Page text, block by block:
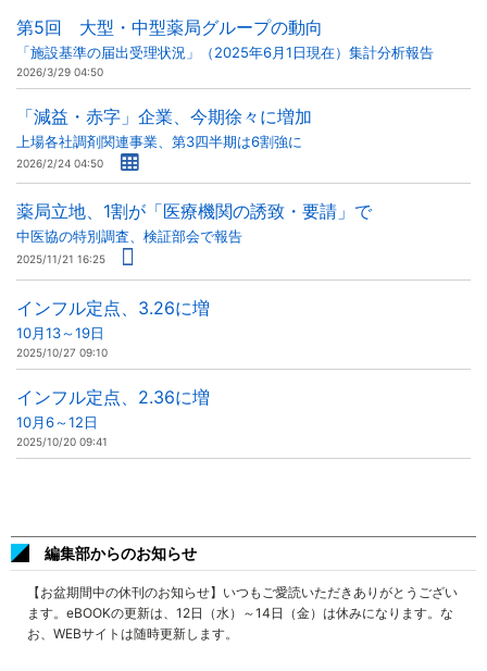
第5回 大型・中型薬局グループの動向
「施設基準の届出受理状況」（2025年6月1日現在）集計分析報告
2026/3/29 04:50
「減益・赤字」企業、今期徐々に増加
上場各社調剤関連事業、第3四半期は6割強に
2026/2/24 04:50
薬局立地、1割が「医療機関の誘致・要請」で
中医協の特別調査、検証部会で報告
2025/11/21 16:25
インフル定点、3.26に増
10月13～19日
2025/10/27 09:10
インフル定点、2.36に増
10月6～12日
2025/10/20 09:41
編集部からのお知らせ
【お盆期間中の休刊のお知らせ】いつもご愛読いただきありがとうござい
ます。eBOOKの更新は、12日（水）～14日（金）は休みになります。な
お、WEBサイトは随時更新します。